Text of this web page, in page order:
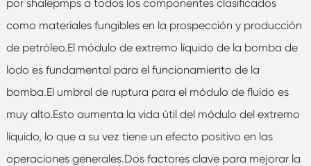
por shalepmps a todos los componentes clasificados
como materiales fungibles en la prospección y producción
de petróleo.El módulo de extremo líquido de la bomba de
lodo es fundamental para el funcionamiento de la
bomba.El umbral de ruptura para el módulo de fluido es
muy alto.Esto aumenta la vida útil del módulo del extremo
líquido, lo que a su vez tiene un efecto positivo en las
operaciones generales.Dos factores clave para mejorar la